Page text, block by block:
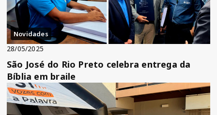
Novidades
28/05/2025
São José do Rio Preto celebra entrega da
Bíblia em braile